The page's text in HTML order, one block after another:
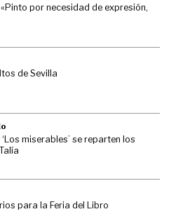
por necesidad de expresión,
de Sevilla
‘Los miserables’ se reparten los
para la Feria del Libro